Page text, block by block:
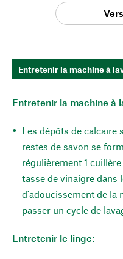
Entretenir la machine à
Entretenir la machine à
Les dépôts de calcaire
restes de savon se
régulièrement 1
tasse de vinaigre dans
d'adoucissement de la
passer un cycle de
Entretenir le linge: